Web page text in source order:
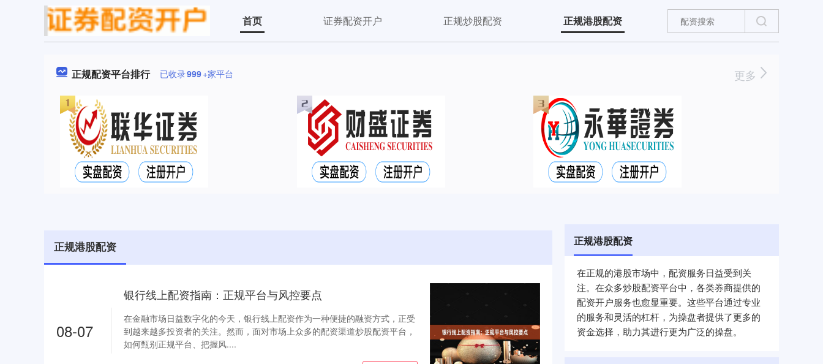
首页 证券配资开户 正规炒股配资 正规港股配资
正规配资平台排行 已收录999+家平台 更多
正规港股配资
08-07
银行线上配资指南：正规平台与风控要点
在金融市场日益数字化的今天，银行线上配资作为一种便捷的融资方式，正受
到越来越多投资者的关注。然而，面对市场上众多的配资渠道炒股配资平台，
如何甄别正规平台、把握风....
正规港股配资
在正规的港股市场中，配资服务日益受到关
注。在众多炒股配资平台中，各类券商提供的
配资开户服务也愈显重要。这些平台通过专业
的服务和灵活的杠杆，为操盘者提供了更多的
资金选择，助力其进行更为广泛的操盘。